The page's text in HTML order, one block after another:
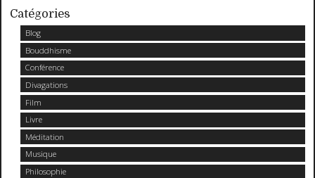
Catégories
Blog
Bouddhisme
Conférence
Divagations
Film
Livre
Méditation
Musique
Philosophie